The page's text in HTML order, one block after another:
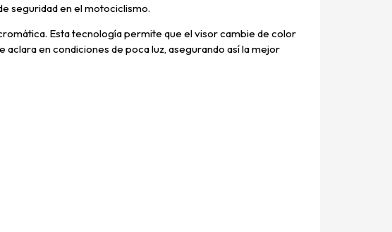
seguridad en el motociclismo.
Esta tecnología permite que el visor cambie de color
en condiciones de poca luz, asegurando así la mejor